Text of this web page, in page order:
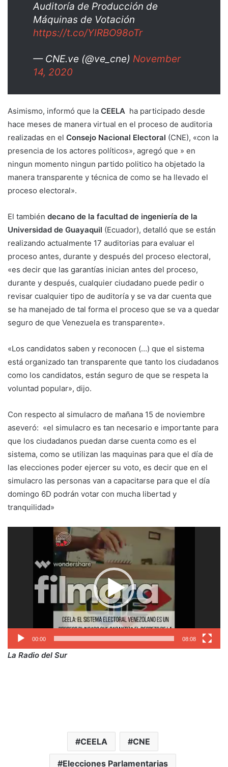
Auditoría de Producción de
Máquinas de Votación
https://t.co/YlRBO98oTr
— CNE.ve (@ve_cne) November
14, 2020
Asimismo, informó que la CEELA ha participado desde
hace meses de manera virtual en el proceso de auditoria
realizadas en el Consejo Nacional Electoral (CNE), «con la
presencia de los actores políticos», agregó que » en
ningun momento ningun partido politico ha objetado la
manera transparente y técnica de como se ha llevado el
proceso electoral».
El también decano de la facultad de ingeniería de la
Universidad de Guayaquil (Ecuador), detalló que se están
realizando actualmente 17 auditorias para evaluar el
proceso antes, durante y después del proceso electoral,
«es decir que las garantías inician antes del proceso,
durante y después, cualquier ciudadano puede pedir o
revisar cualquier tipo de auditoría y se va dar cuenta que
se ha manejado de tal forma el proceso que se va a quedar
seguro de que Venezuela es transparente».
«Los candidatos saben y reconocen (…) que el sistema
está organizado tan transparente que tanto los ciudadanos
como los candidatos, están seguro de que se respeta la
voluntad popular», dijo.
Con respecto al simulacro de mañana 15 de noviembre
aseveró: «el simulacro es tan necesario e importante para
que los ciudadanos puedan darse cuenta como es el
sistema, como se utilizan las maquinas para que el día de
las elecciones poder ejercer su voto, es decir que en el
simulacro las personas van a capacitarse para que el día
domingo 6D podrán votar con mucha libertad y
tranquilidad»
00:00 08:08
La Radio del Sur
CEELA CNE
Elecciones Parlamentarias